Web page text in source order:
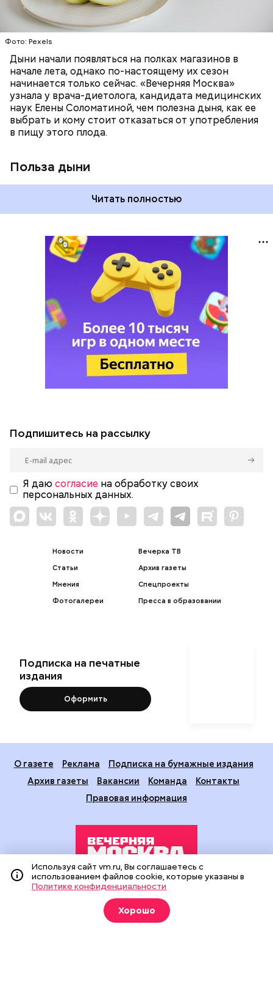
Фото: Pexels
Дыни начали появляться на полках магазинов в
начале лета, однако по-настоящему их сезон
начинается только сейчас. «Вечерняя Москва»
узнала у врача-диетолога, кандидата медицинских
наук Елены Соломатиной, чем полезна дыня, как ее
выбрать и кому стоит отказаться от употребления
в пищу этого плода.
Польза дыни
лютеин и зеаксантин — эти каротиноиды
отлично поддерживают наше зрение;
калий — оказывает мочегонное действие,
поддерживает сердечно-сосудистую
систему и предотвращает скачки давления;
магний — помогает калию и не дает сосудам
спазмироваться.
Читать полностью
Подпишитесь на рассылку
Я даю согласие на обработку своих
персональных данных.
Новости
Статьи
Мнения
Фотогалереи
Вечерка ТВ
Архив газеты
Спецпроекты
Пресса в образовании
Подписка на печатные
издания
Оформить
О газете Реклама
Подписка на бумажные издания
Архив газеты
Вакансии Команда
Контакты
Правовая информация
Издание создано при финансовой поддержке Департамента
средств массовой информации и рекламы города Москвы.
На сайте применяются рекомендательные технологии
(информационные технологии предоставления информации
Используя сайт vm.ru, Вы соглашаетесь с
использованием файлов cookie, которые указаны в
Политике конфиденциальности
Хорошо